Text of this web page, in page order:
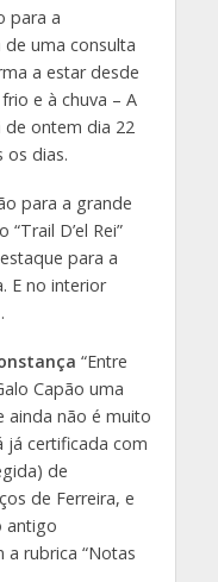
para a
uma consulta
a estar desde
e à chuva – A
ontem dia 22
os dias.
para a grande
“Trail D’el Rei”
para a
E no interior
“Entre
Capão uma
ainda não é muito
já certificada com
de
de Ferreira, e
antigo
rubrica “Notas